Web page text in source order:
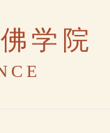
学院